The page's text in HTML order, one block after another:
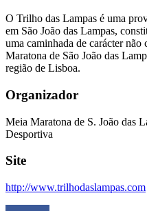
O Trilho das Lampas é uma
em São João das Lampas,
uma caminhada de carácter
Maratona de São João das
região de Lisboa.
Organizador
Meia Maratona de S. João das
Desportiva
Site
http://www.trilhodaslampas.com